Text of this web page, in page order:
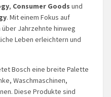
, Consumer Goods und
. Mit einem Fokus auf
Jahrzehnte hinweg
Leben erleichtern und
Bosch eine breite Palette
Waschmaschinen,
Diese Produkte sind